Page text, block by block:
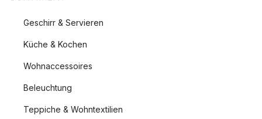
Geschirr & Servieren
Küche & Kochen
Wohnaccessoires
Beleuchtung
Teppiche & Wohntextilien